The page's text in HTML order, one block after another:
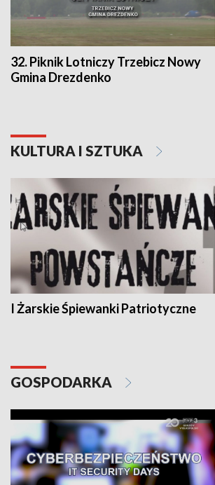
32. Piknik Lotniczy Trzebicz Nowy
Gmina Drezdenko
KULTURA I SZTUKA
I Żarskie Śpiewanki Patriotyczne
GOSPODARKA